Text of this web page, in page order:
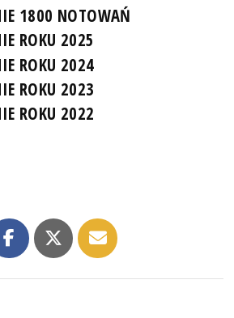
1800 NOTOWAŃ
ROKU 2025
ROKU 2024
ROKU 2023
ROKU 2022